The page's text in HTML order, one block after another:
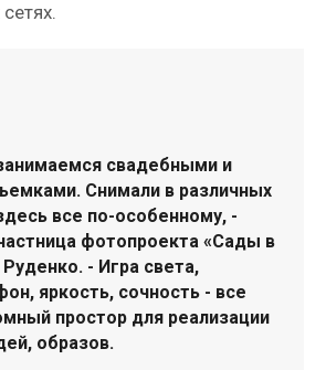
свадебными и
Снимали в различных
все по-особенному, -
фотопроекта «Сады в
- Игра света,
яркость, сочность - все
простор для реализации
образов.